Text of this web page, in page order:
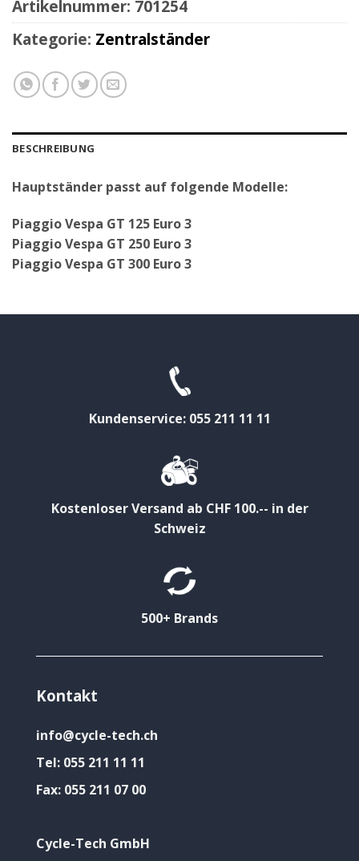
Artikelnummer: 701254
Kategorie: Zentralständer
BESCHREIBUNG
Hauptständer passt auf folgende Modelle:
Piaggio Vespa GT 125 Euro 3
Piaggio Vespa GT 250 Euro 3
Piaggio Vespa GT 300 Euro 3
Kundenservice: 055 211 11 11
Kostenloser Versand ab CHF 100.-- in der
Schweiz
500+ Brands
Kontakt
info@cycle-tech.ch
Tel: 055 211 11 11
Fax: 055 211 07 00
Cycle-Tech GmbH